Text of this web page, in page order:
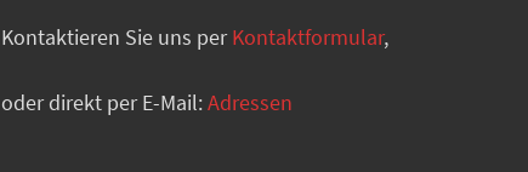
Kontaktieren Sie uns perKontaktformular,
oder direkt per E-Mail:Adressen